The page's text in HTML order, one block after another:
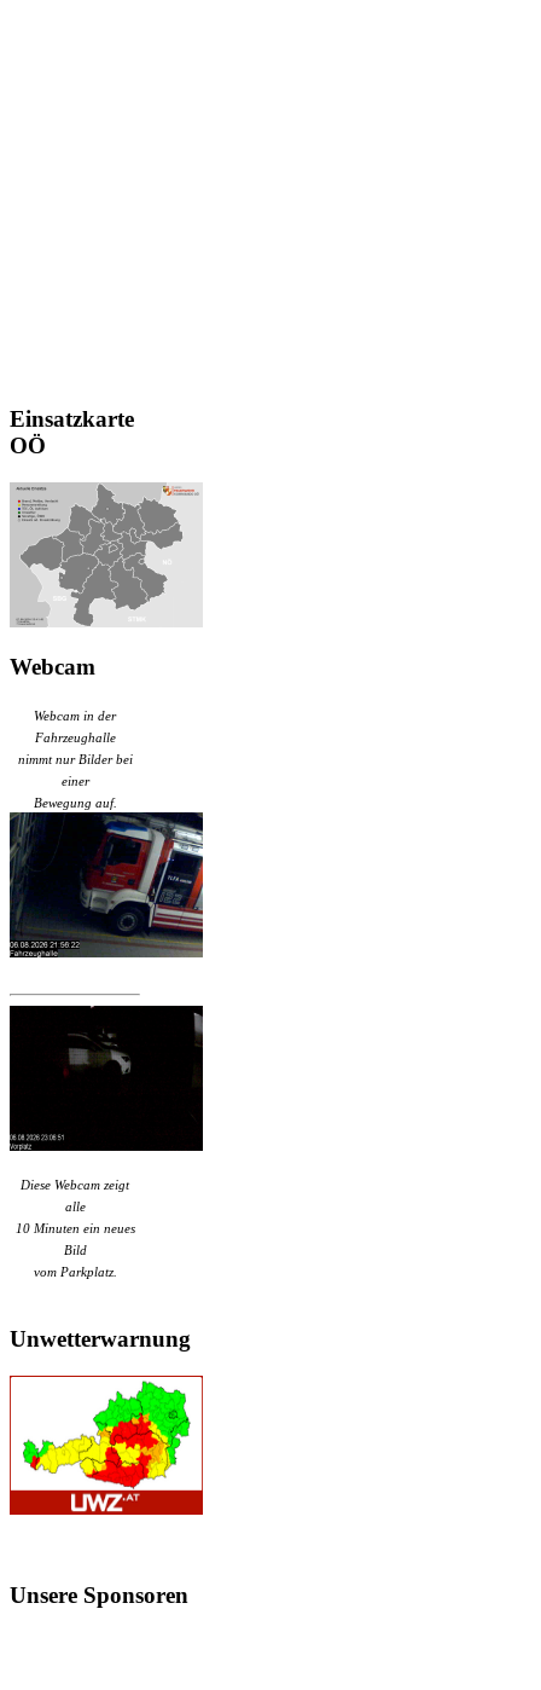
Einsatzkarte
OÖ
Webcam
Webcam in der
Fahrzeughalle
nimmt nur Bilder bei
einer
Bewegung auf.
Diese Webcam zeigt
alle
10 Minuten ein neues
Bild
vom Parkplatz.
Unwetterwarnung
Unsere Sponsoren